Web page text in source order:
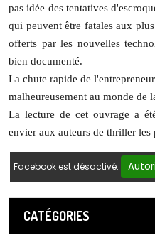
pas idée des tentatives
qui peuvent être fatales aux
offerts par les nouvelles
bien documenté.
La chute rapide de
malheureusement au monde de
La lecture de cet ouvrage a
envier aux auteurs de thriller les
Facebook est désactivé.
CATÉGORIES